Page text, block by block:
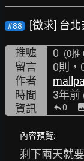
#88 [徵求] 台
推噓 0 (0推
留言 0則，
作者
時間 3年前
資訊 0
內容預覽:
剩下兩天就